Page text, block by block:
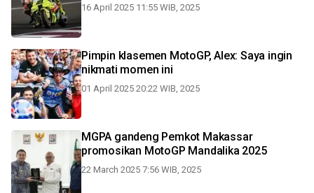
16 April 2025 11:55 WIB, 2025
Pimpin klasemen MotoGP, Alex: Saya ingin
nikmati momen ini
01 April 2025 20:22 WIB, 2025
MGPA gandeng Pemkot Makassar
promosikan MotoGP Mandalika 2025
22 March 2025 7:56 WIB, 2025